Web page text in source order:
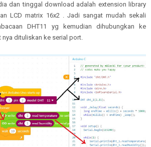
dan tinggal download adalah extension library
LCD matrix 16x2 . Jadi sangat mudah sekali
DHT11 yg kemudian dihubungkan ke
dituliskan ke serial port.